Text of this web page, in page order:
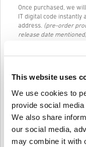
This website uses
We use cookies to
provide social
We also share
our social media,
may combine it with
Once purchased, we will
IT digital code instantly
address. (pre-order
release date
forms or surveys to fill
a valid payment
AMAZON GIFT CARD
easy.